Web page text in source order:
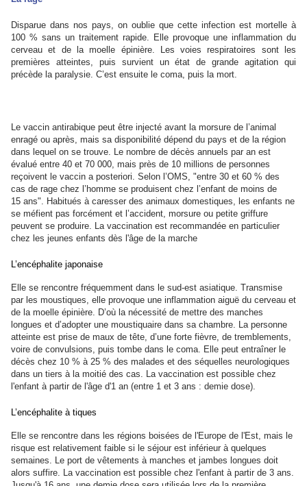
Disparue dans nos pays, on oublie que cette infection est mortelle à
100 % sans un traitement rapide. Elle provoque une inflammation du
cerveau et de la moelle épinière. Les voies respiratoires sont les
premières atteintes, puis survient un état de grande agitation qui
précède la paralysie. C’est ensuite le coma, puis la mort.
Le vaccin antirabique peut être injecté avant la morsure de l’animal
enragé ou après, mais sa disponibilité dépend du pays et de la région
dans lequel on se trouve. Le nombre de décès annuels par an est
évalué entre 40 et 70 000, mais près de 10 millions de personnes
reçoivent le vaccin a posteriori. Selon l’OMS, "entre 30 et 60 % des
cas de rage chez l’homme se produisent chez l’enfant de moins de
15 ans". Habitués à caresser des animaux domestiques, les enfants ne
se méfient pas forcément et l’accident, morsure ou petite griffure
peuvent se produire. La vaccination est recommandée en particulier
chez les jeunes enfants dès l'âge de la marche
L’encéphalite japonaise
Elle se rencontre fréquemment dans le sud-est asiatique. Transmise
par les moustiques, elle provoque une inflammation aiguë du cerveau et
de la moelle épinière. D’où la nécessité de mettre des manches
longues et d’adopter une moustiquaire dans sa chambre. La personne
atteinte est prise de maux de tête, d’une forte fièvre, de tremblements,
voire de convulsions, puis tombe dans le coma. Elle peut entraîner le
décès chez 10 % à 25 % des malades et des séquelles neurologiques
dans un tiers à la moitié des cas. La vaccination est possible chez
l'enfant à partir de l'âge d'1 an (entre 1 et 3 ans : demie dose).
L’encéphalite à tiques
Elle se rencontre dans les régions boisées de l'Europe de l'Est, mais le
risque est relativement faible si le séjour est inférieur à quelques
semaines. Le port de vêtements à manches et jambes longues doit
alors suffire. La vaccination est possible chez l'enfant à partir de 3 ans.